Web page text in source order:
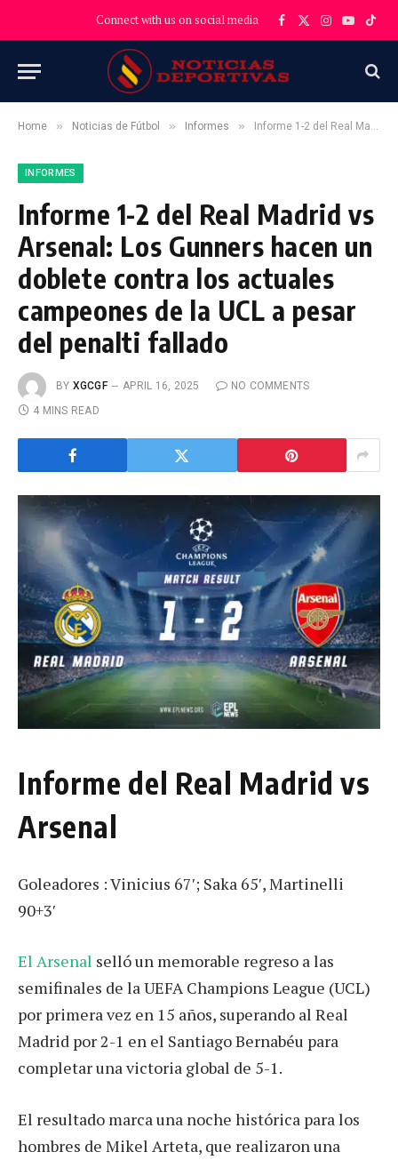
Connect with us on social media Facebook
X
Instagram
YouTube
Home » Noticias de Fútbol » Informes » Informe 1-2 del Real Madrid vs Arsenal: Los Gunners hacen un doblete contra los actuales campeones de la UCL a pesar del penalti fallado
INFORMES
Informe 1-2 del Real Madrid vs
Arsenal: Los Gunners hacen un
doblete contra los actuales
campeones de la UCL a pesar
del penalti fallado
BY XGCGF APRIL 16, 2025
NO COMMENTS
4 MINS READ
Informe del Real Madrid vs
Arsenal
Goleadores : Vinicius 67′; Saka 65′, Martinelli
90+3′
El Arsenal selló un memorable regreso a las
semifinales de la UEFA Champions League (UCL)
por primera vez en 15 años, superando al Real
Madrid por 2-1 en el Santiago Bernabéu para
completar una victoria global de 5-1.
El resultado marca una noche histórica para los
hombres de Mikel Arteta, que realizaron una